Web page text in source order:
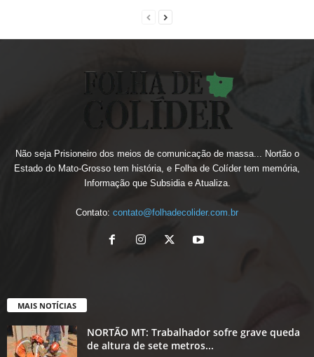
Não seja Prisioneiro dos meios de comunicação de massa... Nortão o
Estado do Mato-Grosso tem história, e Folha de Colíder tem memória,
Informação que Subsidia e Atualiza.
Contato: contato@folhadecolider.com.br
MAIS NOTÍCIAS
NORTÃO MT: Trabalhador sofre grave queda
de altura de sete metros...